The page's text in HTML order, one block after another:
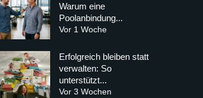
Warum eine
Poolanbindung...
Vor 1 Woche
Erfolgreich bleiben statt
verwalten: So
unterstützt...
Vor 3 Wochen